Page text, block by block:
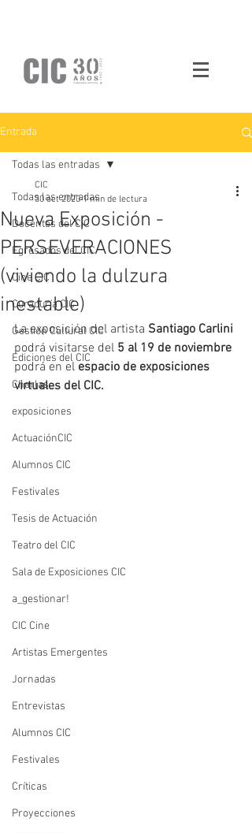
Entrada
Todas las entradas
Docentes del CIC
Egresados del CIC
Cine CIC
Curaduría CIC
Gestión Cultural CIC
Ediciones del CIC
Charlas
exposiciones
ActuaciónCIC
Alumnos CIC
Festivales
Tesis de Actuación
Teatro del CIC
Sala de Exposiciones CIC
a_gestionar!
CIC Cine
Artistas Emergentes
Jornadas
Entrevistas
Alumnos CIC
Festivales
Críticas
Proyecciones
Todas las entradas
Nueva Exposición -
PERSEVERACIONES
(viviendo la dulzura
inestable)
CIC
30 oct 2020 1 min de lectura
La exposición del artista Santiago Carlini
podrá visitarse del 5 al 19 de noviembre
podrá en el espacio de exposiciones
virtuales del CIC.